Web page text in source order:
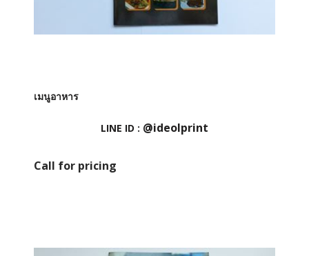
เมนูอาหาร
LINE ID : @ideolprint
Call for pricing